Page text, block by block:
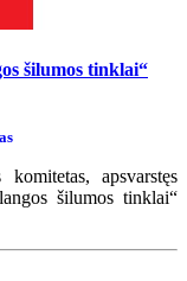
šilumos tinklai“
apsvarstęs
šilumos tinklai“